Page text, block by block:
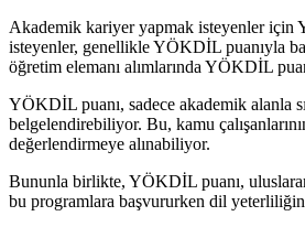
Akademik kariyer yapmak isteyenler için
isteyenler, genellikle YÖKDİL puanıyla
öğretim elemanı alımlarında YÖKDİL
YÖKDİL puanı, sadece akademik alanla
belgelendirebiliyor. Bu, kamu
değerlendirmeye alınabiliyor.
Bununla birlikte, YÖKDİL puanı,
bu programlara başvururken dil